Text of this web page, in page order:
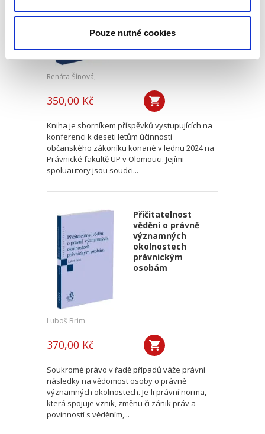
Pouze nutné cookies
Renáta Šínová,
350,00 Kč
Kniha je sborníkem příspěvků vystupujících na
konferenci k deseti letům účinnosti
občanského zákoníku konané v lednu 2024 na
Právnické fakultě UP v Olomouci. Jejími
spoluautory jsou soudci...
Přičitatelnost
vědění o právně
významných
okolnostech
právnickým
osobám
Luboš Brim
370,00 Kč
Soukromé právo v řadě případů váže právní
následky na vědomost osoby o právně
významných okolnostech. Je-li právní norma,
která spojuje vznik, změnu či zánik práv a
povinností s věděním,...